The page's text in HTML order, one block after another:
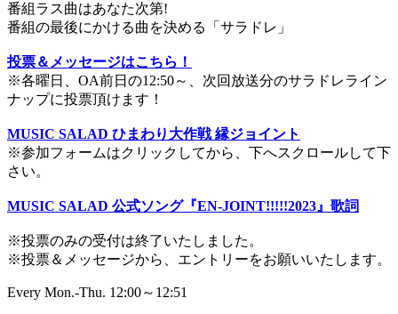
番組ラス曲はあなた次第!
番組の最後にかける曲を決める「サラドレ」
投票＆メッセージはこちら！
※各曜日、OA前日の12:50～、次回放送分のサラドレライン
ナップに投票頂けます！
MUSIC SALAD ひまわり大作戦 縁ジョイント
※参加フォームはクリックしてから、下へスクロールして下
さい。
MUSIC SALAD 公式ソング『EN-JOINT!!!!!2023』歌詞
※投票のみの受付は終了いたしました。
※投票＆メッセージから、エントリーをお願いいたします。
Every Mon.-Thu. 12:00～12:51